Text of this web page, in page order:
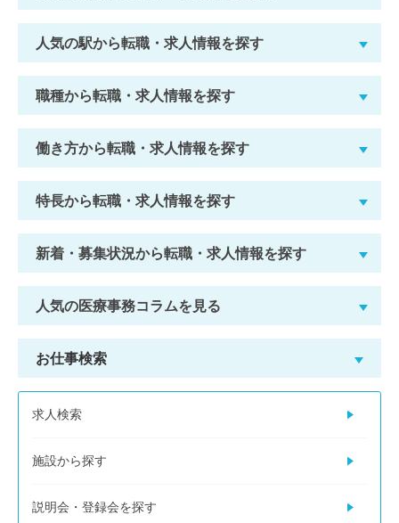
人気の駅から転職・求人情報を探す
職種から転職・求人情報を探す
働き方から転職・求人情報を探す
特長から転職・求人情報を探す
新着・募集状況から転職・求人情報を探す
人気の医療事務コラムを見る
お仕事検索
求人検索
施設から探す
説明会・登録会を探す